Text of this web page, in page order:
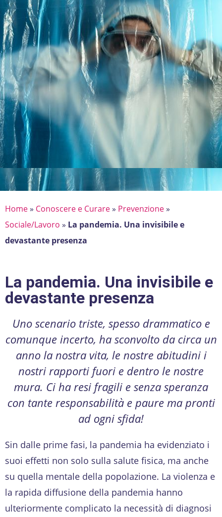
Home» Conoscere e Curare» Prevenzione»
Sociale/Lavoro » La pandemia. Una invisibile e
devastante presenza
La pandemia. Una invisibile e
devastante presenza
Uno scenario triste, spesso drammatico e
comunque incerto, ha sconvolto da circa un
anno la nostra vita, le nostre abitudini i
nostri rapporti fuori e dentro le nostre
mura. Ci ha resi fragili e senza speranza
con tante responsabilità e paure ma pronti
ad ogni sfida!
Sin dalle prime fasi, la pandemia ha evidenziato i
suoi effetti non solo sulla salute fisica, ma anche
su quella mentale della popolazione. La violenza e
la rapida diffusione della pandemia hanno
ulteriormente complicato la necessità di diagnosi